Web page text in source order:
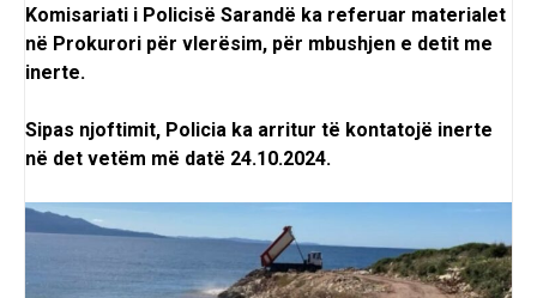
Komisariati i Policisë Sarandë ka referuar materialet
në Prokurori për vlerësim, për mbushjen e detit me
inerte.
Sipas njoftimit, Policia ka arritur të kontatojë inerte
në det vetëm më datë 24.10.2024.